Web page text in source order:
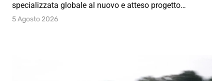
specializzata globale al nuovo e atteso progetto…
5 Agosto 2026